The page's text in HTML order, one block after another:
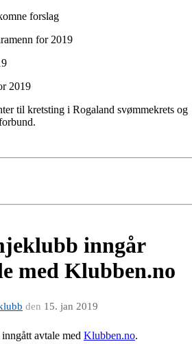
forslag
for 2019
2019
til kretsting i Rogaland svømmekrets og
inngår
med Klubben.no
den 15. jan 2019
avtale med Klubben.no.